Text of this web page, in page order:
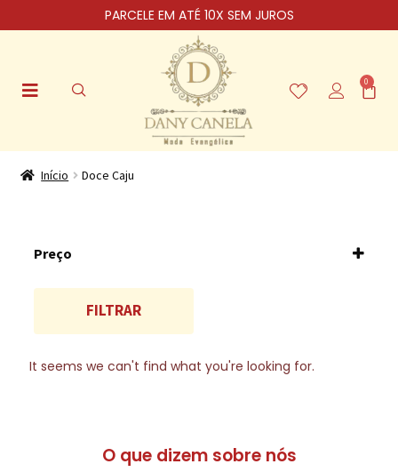
PARCELE EM ATÉ 10X SEM JUROS
0
Início Doce Caju
Preço
FILTRAR
It seems we can't find what you're looking for.
O que dizem sobre nós